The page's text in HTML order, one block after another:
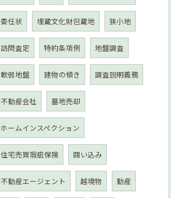
委任状 埋蔵文化財包蔵地 狭小地
訪問査定 特約条項例 地盤調査
軟弱地盤 建物の傾き 調査説明義務
不動産会社 墓地売却
ホームインスペクション
住宅売買瑕疵保険 囲い込み
不動産エージェント 越境物 動産